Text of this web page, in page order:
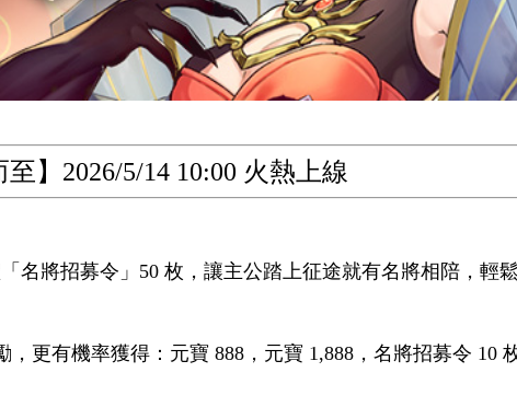
至】2026/5/14 10:00 火熱上線
將招募令」50 枚，讓主公踏上征途就有名將相陪，輕
更有機率獲得：元寶 888，元寶 1,888，名將招募令 10